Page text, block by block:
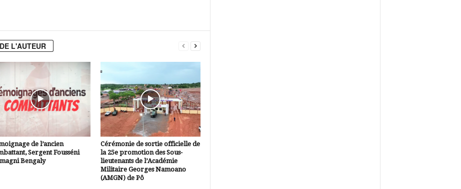
L'AUTEUR
de l’ancien
Sergent Fousséni
Bengaly
Cérémonie de sortie officielle de
la 25e promotion des Sous-
lieutenants de l’Académie
Militaire Georges Namoano
(AMGN) de Pô